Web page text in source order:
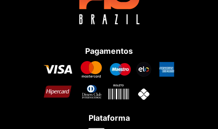
Pagamentos
Plataforma